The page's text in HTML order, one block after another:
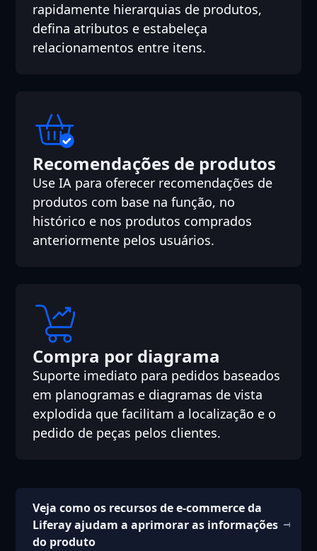
rapidamente hierarquias de produtos,
defina atributos e estabeleça
relacionamentos entre itens.
Recomendações de produtos
Use IA para oferecer recomendações de
produtos com base na função, no
histórico e nos produtos comprados
anteriormente pelos usuários.
Compra por diagrama
Suporte imediato para pedidos baseados
em planogramas e diagramas de vista
explodida que facilitam a localização e o
pedido de peças pelos clientes.
Veja como os recursos de e-commerce da
Liferay ajudam a aprimorar as informações
do produto